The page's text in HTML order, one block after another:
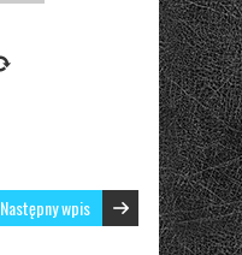
Następny wpis